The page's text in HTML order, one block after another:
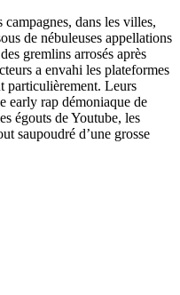
dans les villes,
de nébuleuses appellations
gremlins arrosés après
a envahi les plateformes
particulièrement. Leurs
early rap démoniaque de
égouts de Youtube, les
saupoudré d’une grosse